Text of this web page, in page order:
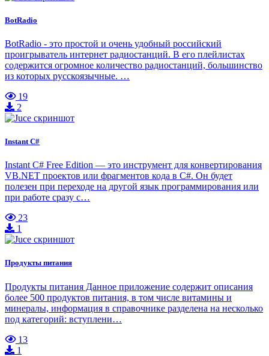
BotRadio
BotRadio - это простой и очень удобный российский
проигрыватель интернет радиостанций. В его плейлистах
содержится огромное количество радиостанций, большинство
из которых русскоязычные. …
19
2
Instant C#
Instant C# Free Edition — это инструмент для конвертирования
VB.NET проектов или фрагментов кода в C#. Он будет
полезен при переходе на другой язык программирования или
при работе сразу с…
23
1
Продукты питания
Продукты питания Данное приложение содержит описания
более 500 продуктов питания, в том числе витамины и
минералы, информация в справочнике разделена на несколько
под категорий: вступлени…
13
1